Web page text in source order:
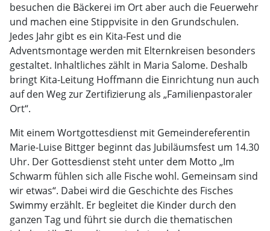
besuchen die Bäckerei im Ort aber auch die Feuerwehr
und machen eine Stippvisite in den Grundschulen.
Jedes Jahr gibt es ein Kita-Fest und die
Adventsmontage werden mit Elternkreisen besonders
gestaltet. Inhaltliches zählt in Maria Salome. Deshalb
bringt Kita-Leitung Hoffmann die Einrichtung nun auch
auf den Weg zur Zertifizierung als „Familienpastoraler
Ort“.
Mit einem Wortgottesdienst mit Gemeindereferentin
Marie-Luise Bittger beginnt das Jubiläumsfest um 14.30
Uhr. Der Gottesdienst steht unter dem Motto „Im
Schwarm fühlen sich alle Fische wohl. Gemeinsam sind
wir etwas“. Dabei wird die Geschichte des Fisches
Swimmy erzählt. Er begleitet die Kinder durch den
ganzen Tag und führt sie durch die thematischen